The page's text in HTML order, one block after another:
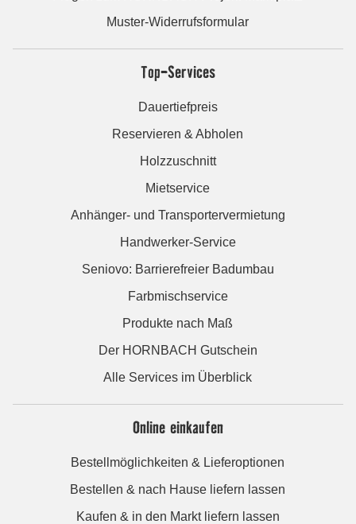
Muster-Widerrufsformular
Top-Services
Dauertiefpreis
Reservieren & Abholen
Holzzuschnitt
Mietservice
Anhänger- und Transportervermietung
Handwerker-Service
Seniovo: Barrierefreier Badumbau
Farbmischservice
Produkte nach Maß
Der HORNBACH Gutschein
Alle Services im Überblick
Online einkaufen
Bestellmöglichkeiten & Lieferoptionen
Bestellen & nach Hause liefern lassen
Kaufen & in den Markt liefern lassen